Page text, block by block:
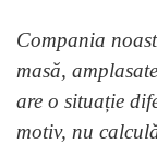
Compania
masă,
are o situație
motiv, nu